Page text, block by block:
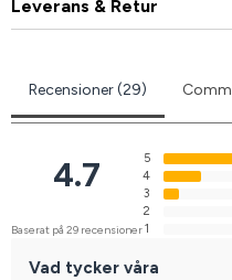
Leverans & Retur
Recensioner (29)
4.7
Baserat på 29 recensioner
5
4
3
2
1
Vad tycker våra